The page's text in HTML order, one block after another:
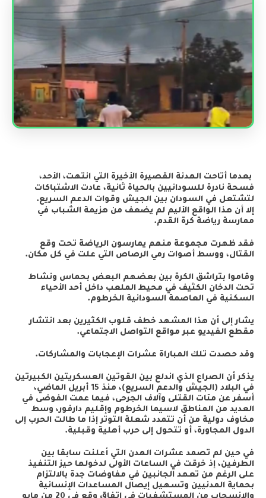
بعدما أتاحت الهدنة القصيرة الأخيرة التي انتهت، الأحد،
فسحة نادرة للسودانيين بالحياة ثانية، عادت الاشتباكات
لتشتعل في السودان بين الجيش وقوات الدعم السريع.
إلا أن هذا الواقع الأليم لم يضعف من هزيمة الشباب في
ممارسة رياضة كرة القدم.
فقد ظهرت مجموعة منهم يمارسون الرياضة تحت وقع
القتال، ووسط أصوات رمي الرصاص التي علت في كل مكان.
وقاموا بتراشق الكرة بين بعضهم البعض بحماس ونشاط
تحت الدخان الكثيف في محيط الملعب داخل أحد الأحياء
السكنية في العاصمة السودانية الخرطوم.
يشار إلى أن هذا المشهد خطف قلوب الكثيرين بعد انتشار
مقطع الفيديو عبر مواقع التواصل الاجتماعي.
وقد حصدت تلك المباراة عشرات الإعجابات والمشاركات.
يذكر أن الصراع الذي اندلع بين القوتين العسكريتين الكبيرتين
في البلاد (الجيش والدعم السريع)، منذ 15 أبريل الماضي،
أسفر عن مئات القتلى وآلاف الجرحى، فيما عمت الفوضى في
العديد من المناطق لاسيما الخرطوم وإقليم دارفور، وسط
مخاوف دولية من أن تتمدد شعلة التوتر إذا ما طالت الحرب إلى
الدول المجاورة، أو تتحول إلى حرب أهلية وقبلية.
في حين لم تصمد عشرات الهدن التي أعلنت سابقا بين
الطرفين، إذ خرقت في الساعات الأولى لدخولها حيز التنفيذ
على الرغم من تعهد الجانبين في مفاوضات جدة بالالتزام
بحماية المدنيين وتسهيل إيصال المساعدات الإنسانية